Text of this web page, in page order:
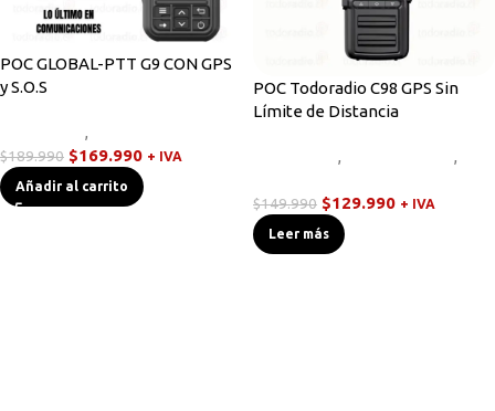
POC GLOBAL-PTT G9 CON GPS
y S.O.S
,
$189.990 $169.990 + IVA
Añadir al carrito
POC Todoradio C98 GPS Sin
Límite de Distancia
,
,
$149.990 $129.990 + IVA
Leer más